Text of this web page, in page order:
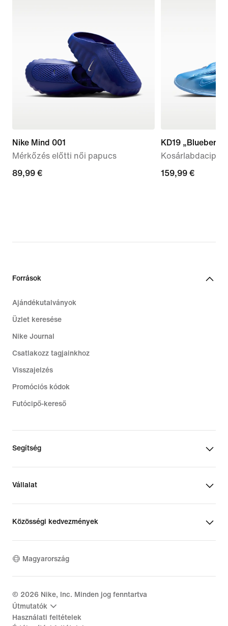
Nike Mind 001
Mérkőzés előtti női papucs
89,99
89,99 €
KD19 „Blueberry
Kosárlabdacipő
159,99
159,99 €
Források
Ajándékutalványok
Üzlet keresése
Nike Journal
Csatlakozz tagjainkhoz
Visszajelzés
Promóciós kódok
Futócipő-kereső
Segítség
Vállalat
Közösségi kedvezmények
Magyarország
© 2026 Nike, Inc. Minden jog fenntartva
Útmutatók
Használati feltételek